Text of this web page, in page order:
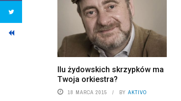
Ilu żydowskich skrzypków ma
Twoja orkiestra?
18 MARCA 2015 BY AKTIVO